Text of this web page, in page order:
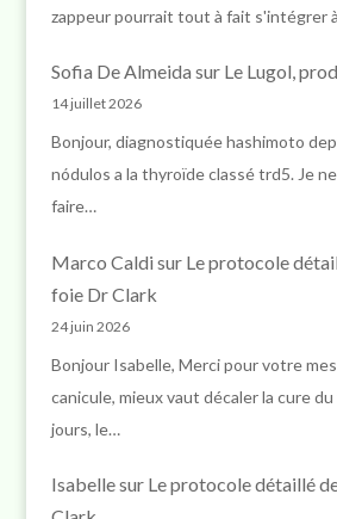
zappeur pourrait tout à fait s'intégrer
Sofia De Almeida sur Le Lugol,
14 juillet 2026
Bonjour, diagnostiquée hashimoto
nódulos a la thyroïde classé trd5. Je
faire…
Marco Caldi sur Le protocole
foie Dr Clark
24 juin 2026
Bonjour Isabelle, Merci pour votre
canicule, mieux vaut décaler la cure
jours, le…
Isabellesur Le protocole détaillé